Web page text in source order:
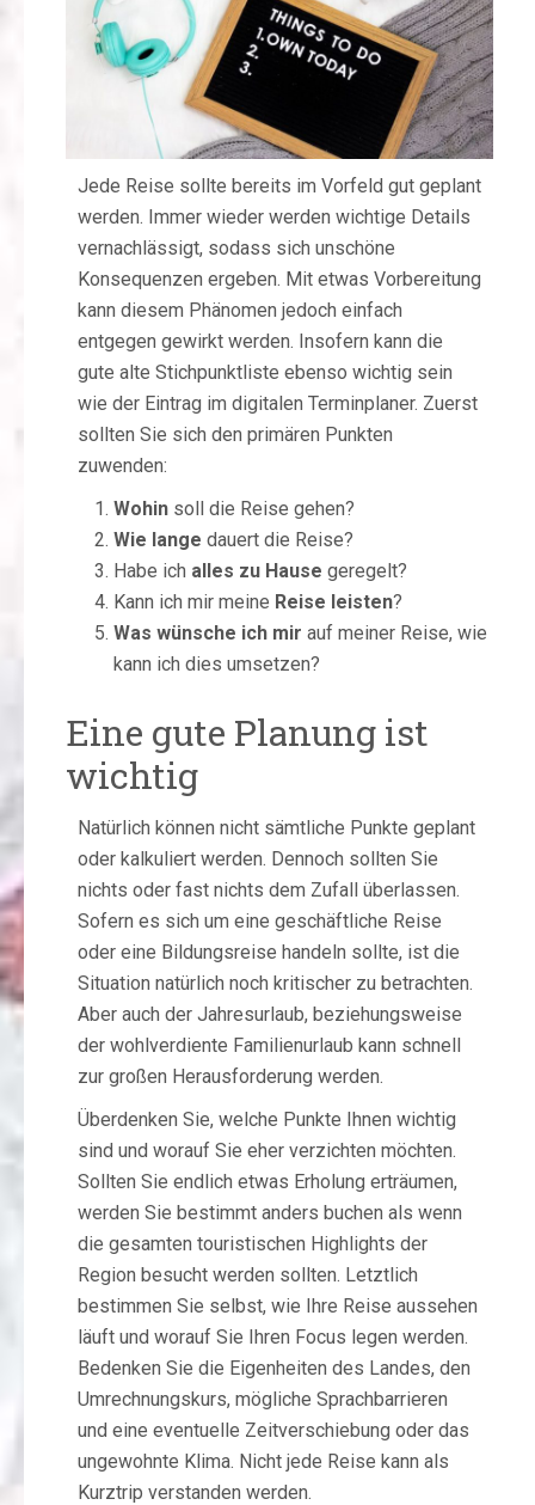
Jede Reise sollte bereits im Vorfeld gut geplant
werden. Immer wieder werden wichtige Details
vernachlässigt, sodass sich unschöne
Konsequenzen ergeben. Mit etwas Vorbereitung
kann diesem Phänomen jedoch einfach
entgegen gewirkt werden. Insofern kann die
gute alte Stichpunktliste ebenso wichtig sein
wie der Eintrag im digitalen Terminplaner. Zuerst
sollten Sie sich den primären Punkten
zuwenden:
Wohin soll die Reise gehen?
Wie lange dauert die Reise?
Habe ich alles zu Hause geregelt?
Kann ich mir meine Reise leisten?
Was wünsche ich mir auf meiner Reise, wie
kann ich dies umsetzen?
Eine gute Planung ist
wichtig
Natürlich können nicht sämtliche Punkte geplant
oder kalkuliert werden. Dennoch sollten Sie
nichts oder fast nichts dem Zufall überlassen.
Sofern es sich um eine geschäftliche Reise
oder eine Bildungsreise handeln sollte, ist die
Situation natürlich noch kritischer zu betrachten.
Aber auch der Jahresurlaub, beziehungsweise
der wohlverdiente Familienurlaub kann schnell
zur großen Herausforderung werden.
Überdenken Sie, welche Punkte Ihnen wichtig
sind und worauf Sie eher verzichten möchten.
Sollten Sie endlich etwas Erholung erträumen,
werden Sie bestimmt anders buchen als wenn
die gesamten touristischen Highlights der
Region besucht werden sollten. Letztlich
bestimmen Sie selbst, wie Ihre Reise aussehen
läuft und worauf Sie Ihren Focus legen werden.
Bedenken Sie die Eigenheiten des Landes, den
Umrechnungskurs, mögliche Sprachbarrieren
und eine eventuelle Zeitverschiebung oder das
ungewohnte Klima. Nicht jede Reise kann als
Kurztrip verstanden werden.